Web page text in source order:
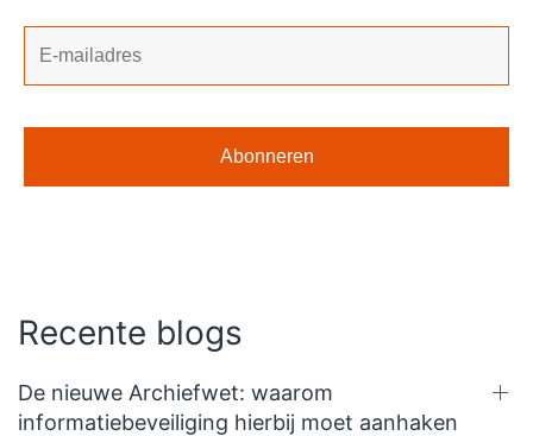
Recente blogs
De nieuwe Archiefwet: waarom
informatiebeveiliging hierbij moet aanhaken